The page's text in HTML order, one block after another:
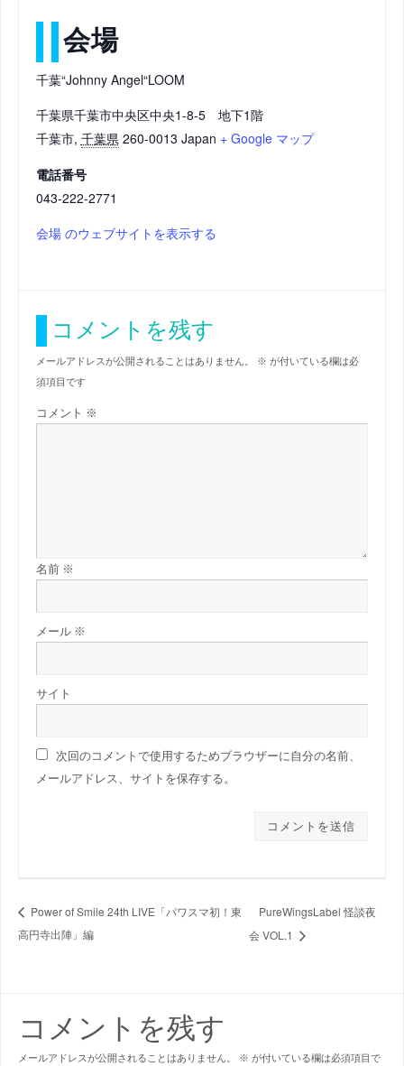
会場
千葉“Johnny Angel“LOOM
千葉県千葉市中央区中央1-8-5 地下1階
千葉市, 千葉県 260-0013 Japan + Google マップ
電話番号
043-222-2771
会場 のウェブサイトを表示する
コメントを残す
メールアドレスが公開されることはありません。 ※ が付いている欄は必
須項目です
コメント ※
名前 ※
メール ※
サイト
次回のコメントで使用するためブラウザーに自分の名前、
メールアドレス、サイトを保存する。
Power of Smile 24th LIVE「パワスマ初！東
高円寺出陣」編
PureWingsLabel 怪談夜
会 VOL.1
コメントを残す
メールアドレスが公開されることはありません。 ※ が付いている欄は必須項目で